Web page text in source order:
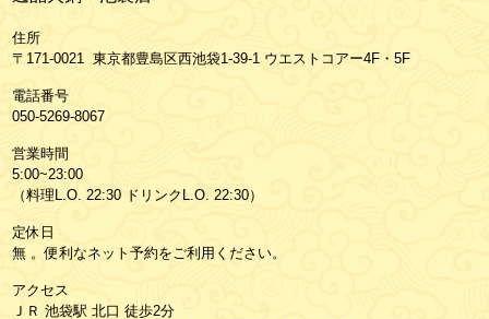
住所
〒171-0021 東京都豊島区西池袋1-39-1 ウエストコアー4F・5F
電話番号
050-5269-8067
営業時間
5:00~23:00
（料理L.O. 22:30 ドリンクL.O. 22:30）
定休日
無 。便利なネット予約をご利用ください。
アクセス
ＪＲ 池袋駅 北口 徒歩2分